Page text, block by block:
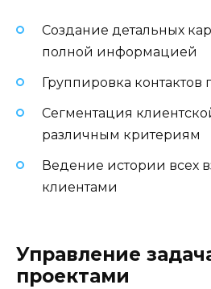
Создание детальных
полной информацией
Группировка
Сегментация
различным критериям
Ведение истории всех
клиентами
Управление
проектами